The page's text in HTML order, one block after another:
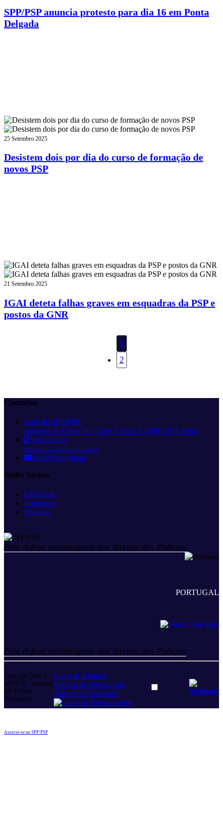
SPP/PSP anuncia protesto para dia 16 em Ponta
Delgada
25 Setembro 2025
Desistem dois por dia do curso de formação de
novos PSP
21 Setembro 2025
IGAI deteta falhas graves em esquadras da PSP e
postos da GNR
1
2
Contactos
Sede do SPP/PSP:
Avenida de Ceuta Sul, Lote 5, Loja 2 1300-125 Lisboa
961932152
(Chamada para a rede móvel nacional)
sede@spp-psp.pt
Redes Sociais
Facebook
Instagram
Youtube
Pela defesa intransigente dos direitos dos Polícias.
PORTUGAL
Pela defesa intransigente dos direitos dos Polícias
Copyright 2026 ©
SPP/PSP - Sindicato
dos Polícias
Portugueses
Livro de Elogios
Política de Privacidade
Termos e Condições
Dark
Associe-se ao SPP/PSP